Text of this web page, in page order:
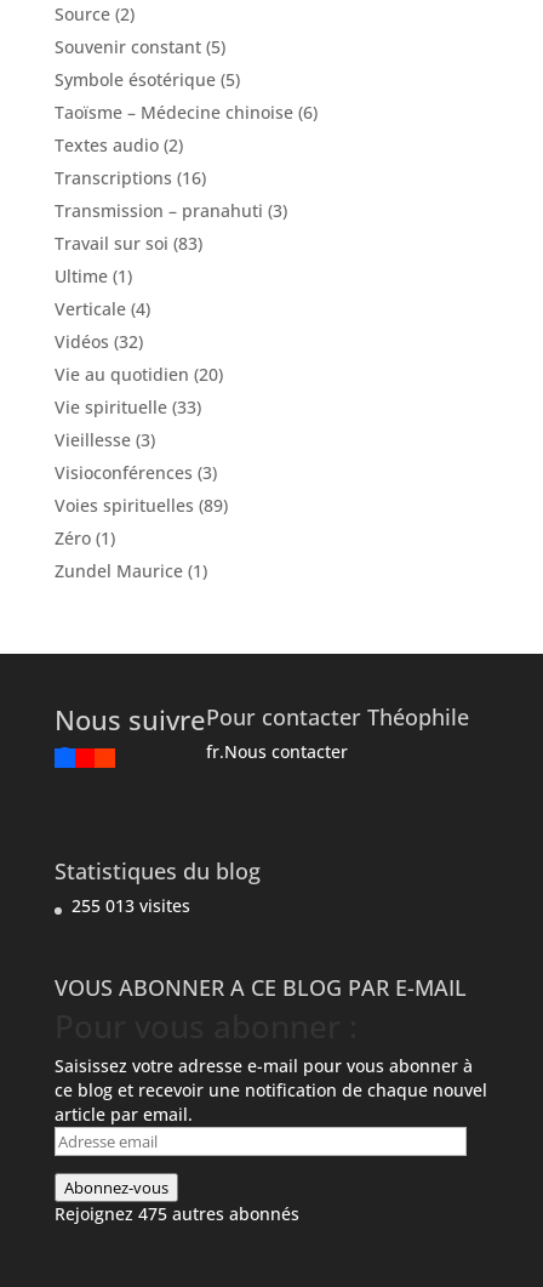
Source(2)
Souvenir constant(5)
Symbole ésotérique(5)
Taoïsme – Médecine chinoise(6)
Textes audio(2)
Transcriptions (16)
Transmission – pranahuti (3)
Travail sur soi (83)
Ultime(1)
Verticale(4)
Vidéos (32)
Vie au quotidien (20)
Vie spirituelle(33)
Vieillesse(3)
Visioconférences (3)
Voies spirituelles (89)
Zéro(1)
Zundel Maurice(1)
Nous suivrePour contacter Théophile
fr.Nous contacter
Statistiques du blog
255 013 visites
VOUS ABONNER A CE BLOG PAR E-MAIL
Saisissez votre adresse e-mail pour vous abonner à
ce blog et recevoir une notification de chaque nouvel
article par email.
Adresse
email
Abonnez-vous
Rejoignez 475 autres abonnés